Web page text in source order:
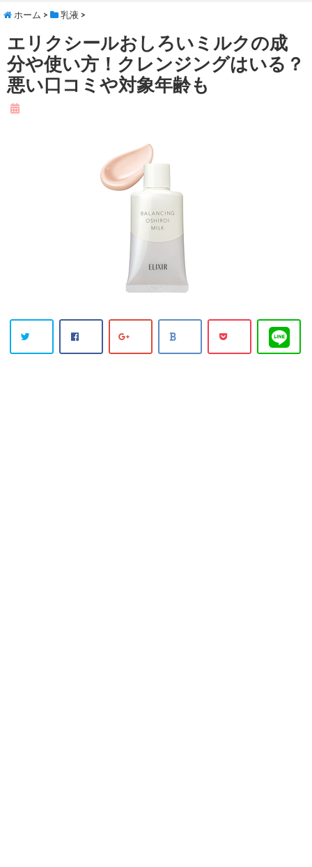
ホーム > 乳液 >
エリクシールおしろいミルクの成
分や使い方！クレンジングはいる？
悪い口コミや対象年齢も